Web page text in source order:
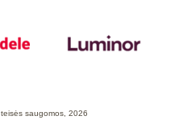
saugomos, 2026